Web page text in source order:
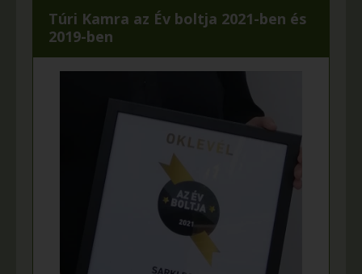
Túri Kamra az Év boltja 2021-ben és
2019-ben